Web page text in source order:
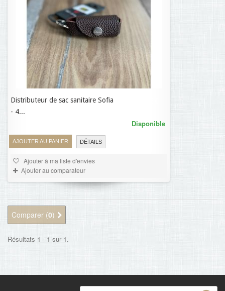
Distributeur de sac sanitaire Sofia
- 4...
AJOUTER AU PANIER DÉTAILS
Disponible
Ajouter à ma liste d'envies
Ajouter au comparateur
Comparer (0)
Résultats 1 - 1 sur 1.